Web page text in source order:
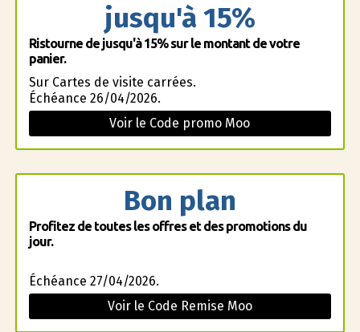
jusqu'à 15%
Ristourne de jusqu'à 15% sur le montant de votre
panier.
Sur Cartes de visite carrées.
Échéance 26/04/2026.
Voir le Code promo Moo
Bon plan
Profitez de toutes les offres et des promotions du
jour.
Échéance 27/04/2026.
Voir le Code Remise Moo